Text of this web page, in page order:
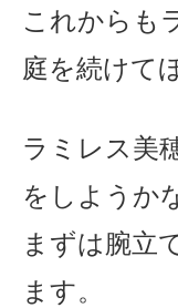
これからも
庭を続けて
ラミレス美
をしようか
まずは腕立
ます。